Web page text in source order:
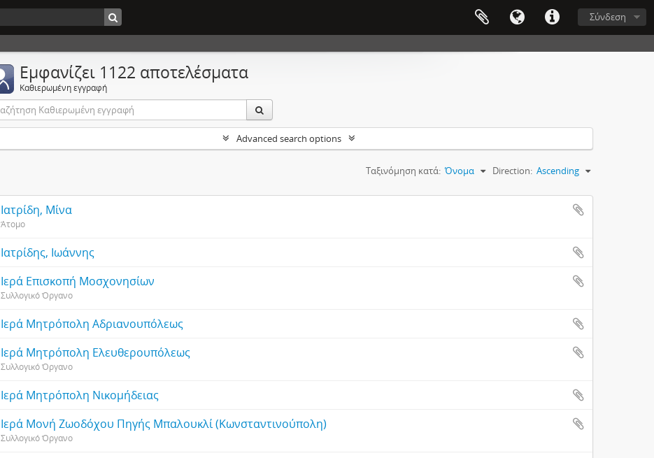
Σύνδεση
Εμφανίζει 1122 αποτελέσματα
Καθιερωμένη εγγραφή
Advanced search options
Ταξινόμηση κατά: Όνομα Direction: Ascending
Ιατρίδη, Μίνα
Άτομο
Ιατρίδης, Ιωάννης
Ιερά Επισκοπή Μοσχονησίων
Συλλογικό Όργανο
Ιερά Μητρόπολη Αδριανουπόλεως
Ιερά Μητρόπολη Ελευθερουπόλεως
Συλλογικό Όργανο
Ιερά Μητρόπολη Νικομήδειας
Ιερά Μονή Ζωοδόχου Πηγής Μπαλουκλί (Κωνσταντινούπολη)
Συλλογικό Όργανο